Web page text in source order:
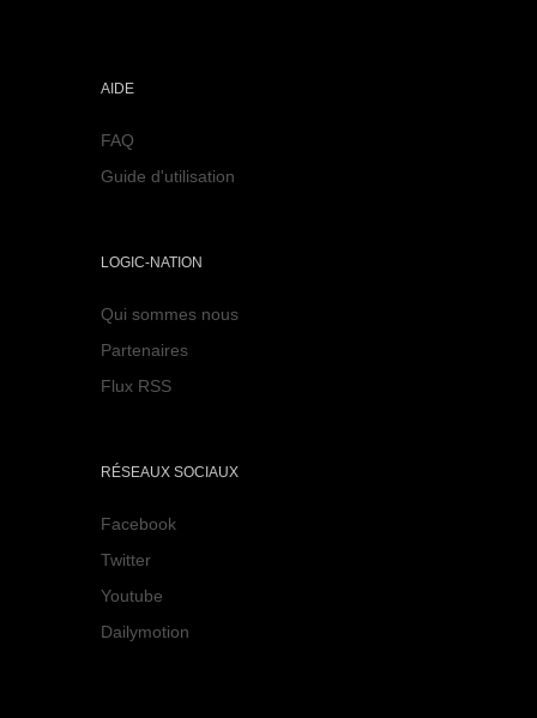
AIDE
FAQ
Guide d'utilisation
LOGIC-NATION
Qui sommes nous
Partenaires
Flux RSS
RÉSEAUX SOCIAUX
Facebook
Twitter
Youtube
Dailymotion